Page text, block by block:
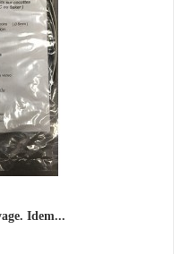
Idem...